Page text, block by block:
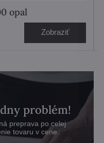
opal
Zobraziť
problém!
preprava po celej
tovaru v cene.